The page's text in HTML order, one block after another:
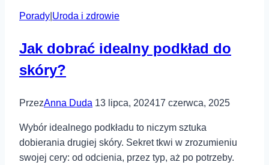
jest?
i
Porady Uroda i zdrowie
Jak dobrać idealny podkład do
skóry?
PrzezAnna Duda 13 lipca, 202417 czerwca, 2025
Wybór idealnego podkładu to niczym sztuka
dobierania drugiej skóry. Sekret tkwi w zrozumieniu
swojej cery: od odcienia, przez typ, aż po potrzeby.